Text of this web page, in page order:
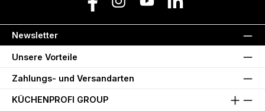
Facebook Instagram YouTube LinkedIn
Newsletter
Unsere Vorteile
Zahlungs- und Versandarten
KÜCHENPROFI GROUP